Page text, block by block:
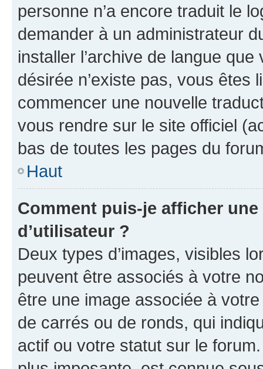
personne n’a encore traduit le
demander à un administrateur
installer l’archive de langue
désirée n’existe pas, vous êtes
commencer une nouvelle
vous rendre sur le site officiel
bas de toutes les pages du
Haut
Comment puis-je afficher
d’utilisateur ?
Deux types d’images, visibles
peuvent être associés à votre
être une image associée à
de carrés ou de ronds, qui
actif ou votre statut sur le